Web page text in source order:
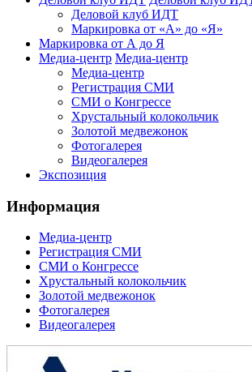
Деловой клуб ИДТ
Маркировка от «А» до «Я»
Маркировка от А до Я
Медиа-центр Медиа-центр
Медиа-центр
Регистрация СМИ
СМИ о Конгрессе
Хрустальный колокольчик
Золотой медвежонок
Фотогалерея
Видеогалерея
Экспозиция
Информация
Медиа-центр
Регистрация СМИ
СМИ о Конгрессе
Хрустальный колокольчик
Золотой медвежонок
Фотогалерея
Видеогалерея